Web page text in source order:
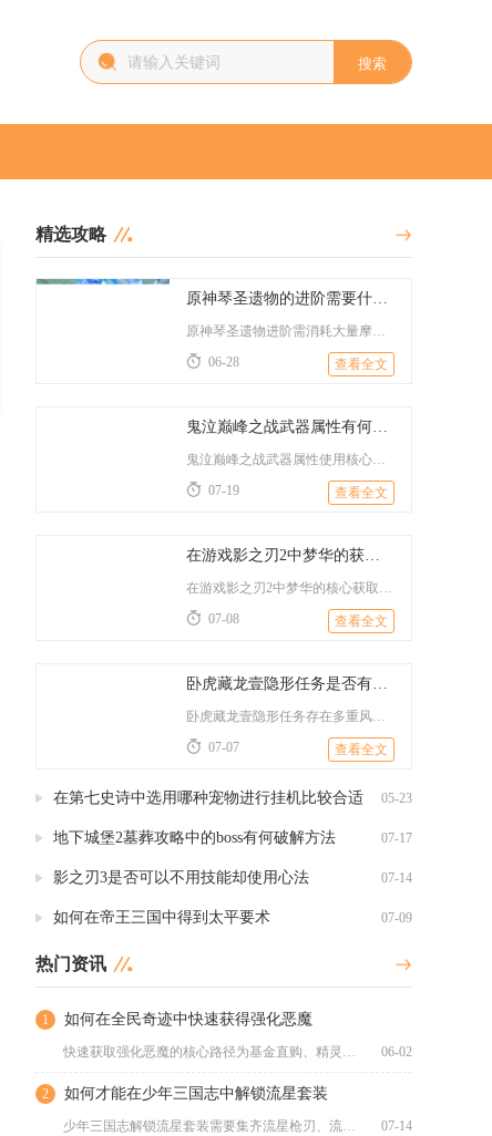
搜索
精选攻略
06-28
查看全文
07-19
查看全文
07-08
查看全文
07-07
查看全文
在第七史诗中选用哪种宠物进行挂机比较合适 05-23
地下城堡2墓葬攻略中的boss有何破解方法 07-17
影之刃3是否可以不用技能却使用心法 07-14
如何在帝王三国中得到太平要术 07-09
热门资讯
1 如何在全民奇迹中快速获得强化恶魔
快速获取强化恶魔的核心路径为基金直购、精灵召唤、活动兑换与碎... 06-02
2 如何才能在少年三国志中解锁流星套装
少年三国志解锁流星套装需要集齐流星枪刃、流星头盔、流星轻甲、... 07-14